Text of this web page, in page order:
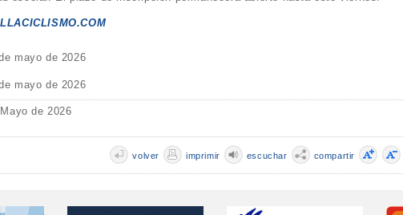
mayo de 2026
mayo de 2026
de 2026
compartir
escuchar
imprimir
volver